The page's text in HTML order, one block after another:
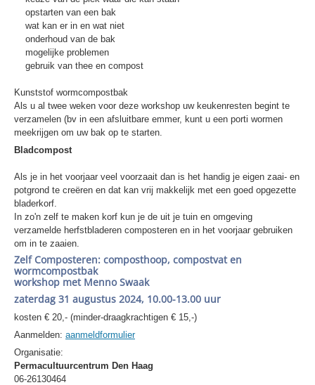
opstarten van een bak
wat kan er in en wat niet
onderhoud van de bak
mogelijke problemen
gebruik van thee en compost
Kunststof wormcompostbak
Als u al twee weken voor deze workshop uw keukenresten begint te
verzamelen (bv in een afsluitbare emmer, kunt u een porti wormen
meekrijgen om uw bak op te starten.
Bladcompost
Als je in het voorjaar veel voorzaait dan is het handig je eigen zaai- en
potgrond te creëren en dat kan vrij makkelijk met een goed opgezette
bladerkorf.
In zo'n zelf te maken korf kun je de uit je tuin en omgeving
verzamelde herfstbladeren composteren en in het voorjaar gebruiken
om in te zaaien.
Zelf Composteren: composthoop, compostvat en
wormcompostbak
workshop met Menno Swaak
zaterdag 31 augustus 2024, 10.00-13.00 uur
kosten € 20,- (minder-draagkrachtigen € 15,-)
Aanmelden: aanmeldformulier
Organisatie:
Permacultuurcentrum Den Haag
06-26130464